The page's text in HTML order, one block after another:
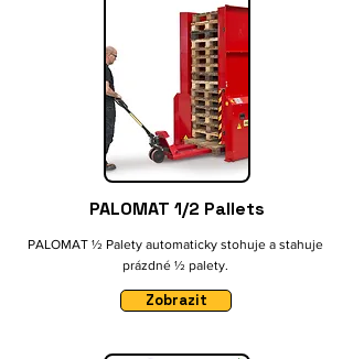
PALOMAT 1/2 Pallets
PALOMAT ½ Palety automaticky stohuje a stahuje
prázdné ½ palety.
Zobrazit